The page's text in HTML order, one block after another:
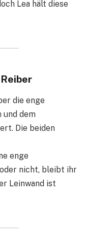
Lea hält diese
die enge
und dem
Die beiden
enge
nicht, bleibt ihr
Leinwand ist